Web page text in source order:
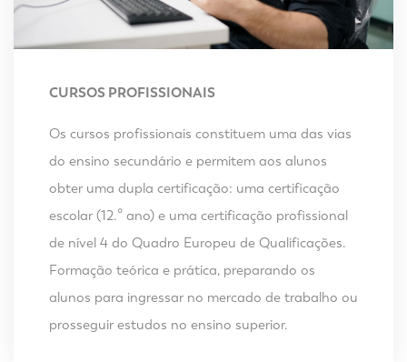
CURSOS PROFISSIONAIS
Os cursos profissionais constituem uma das vias
do ensino secundário e permitem aos alunos
obter uma dupla certificação: uma certificação
escolar (12.º ano) e uma certificação profissional
de nível 4 do Quadro Europeu de Qualificações.
Formação teórica e prática, preparando os
alunos para ingressar no mercado de trabalho ou
prosseguir estudos no ensino superior.